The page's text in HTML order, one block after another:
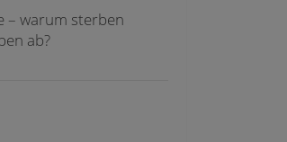
– warum sterben
ab?